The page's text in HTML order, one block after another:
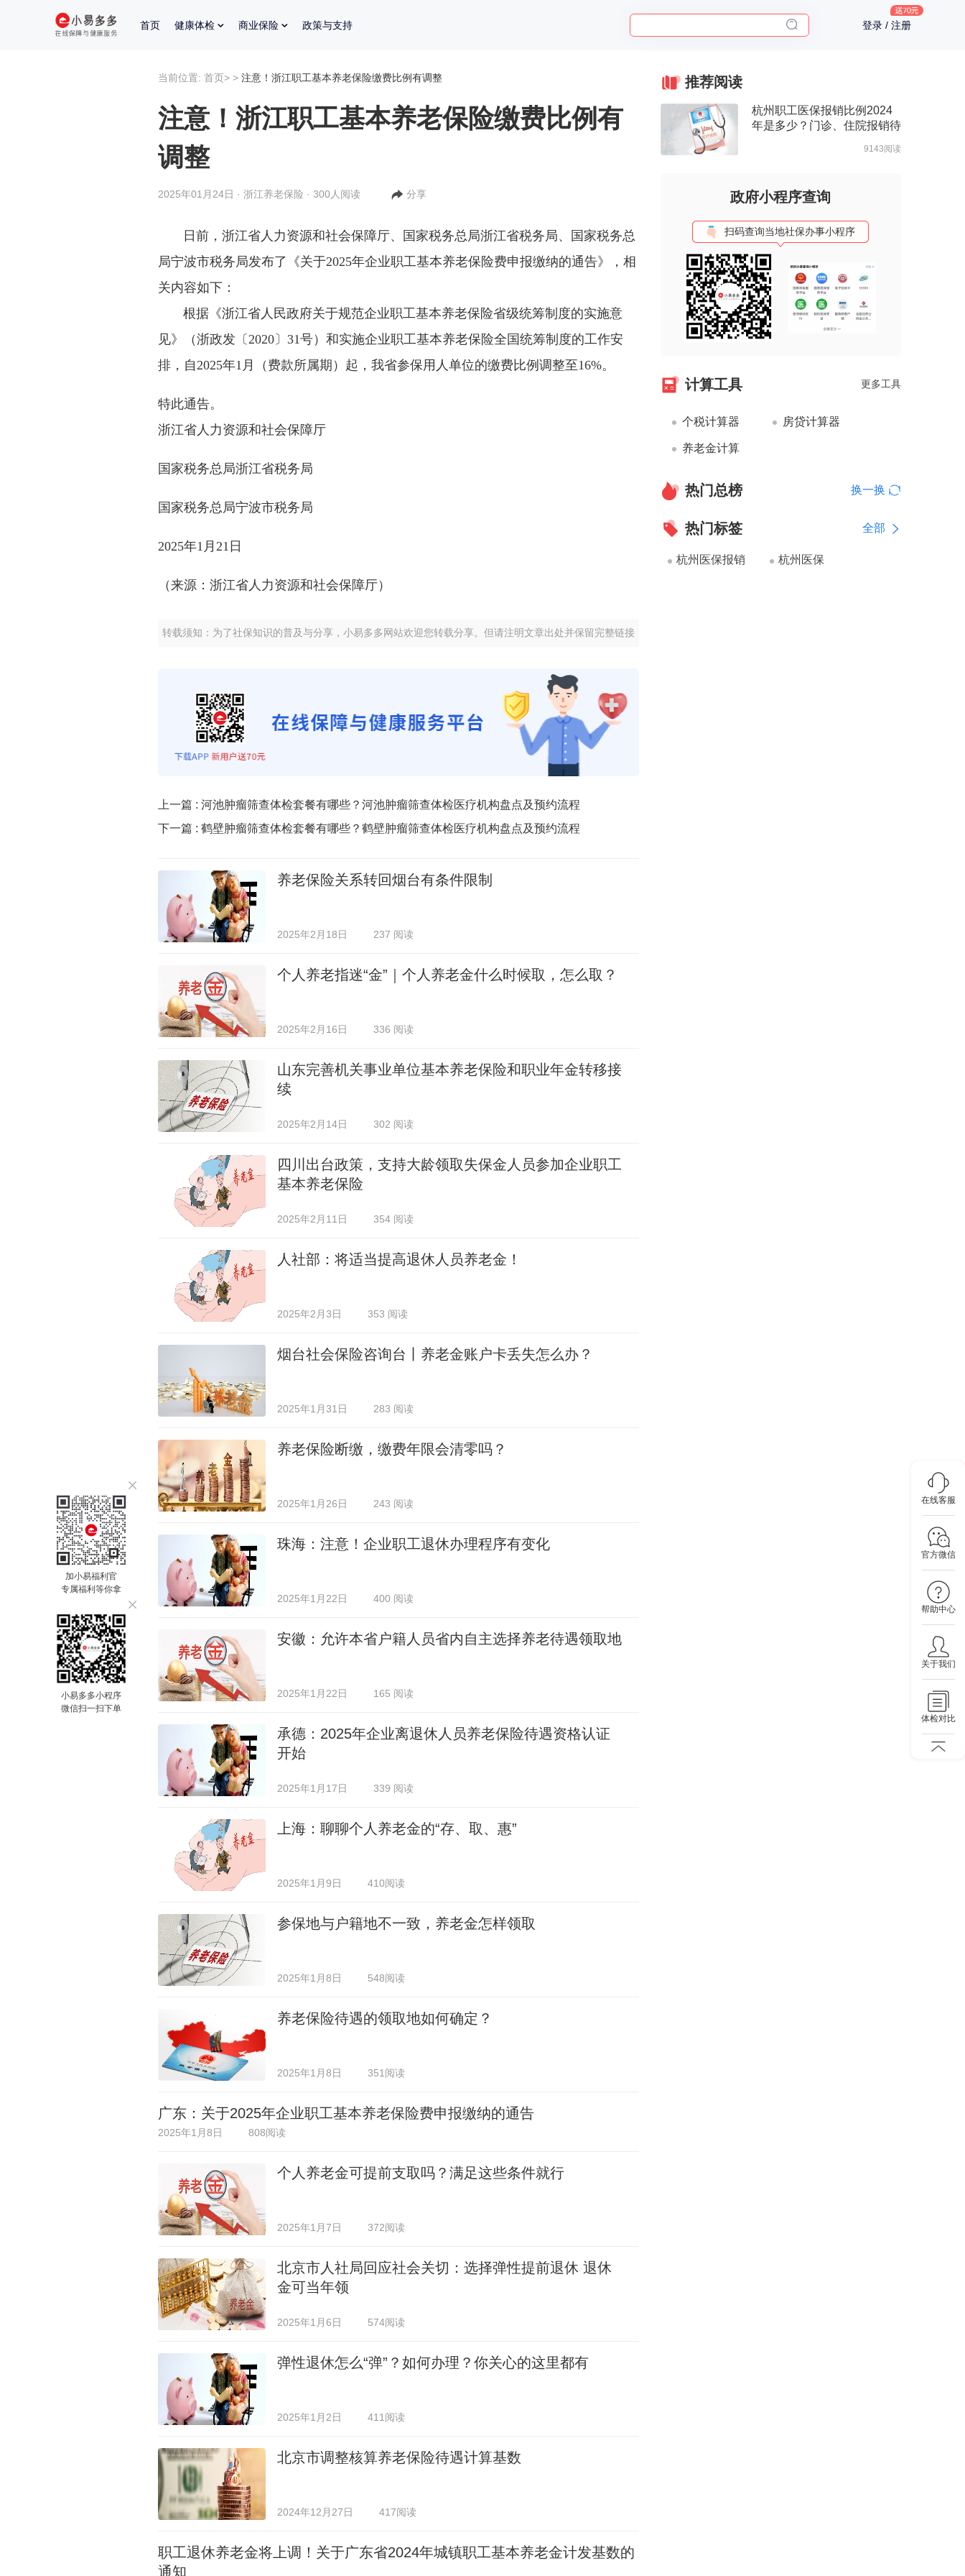
首页 健康体检 商业保险 政策与支持
2025年了，给父母预约体检
登录 / 注册
在线客服
官方微信
帮助中心
关于我们
体检对比
加小易福利官
专属福利等你拿
小易多多小程序
微信扫一扫下单
当前位置: 首页> > 注意！浙江职工基本养老保险缴费比例有调整
注意！浙江职工基本养老保险缴费比例有
调整
2025年01月24日 · 浙江养老保险 · 300人阅读 分享
日前，浙江省人力资源和社会保障厅、国家税务总局浙江省税务局、国家税务总
局宁波市税务局发布了《关于2025年企业职工基本养老保险费申报缴纳的通告》，相
关内容如下：
根据《浙江省人民政府关于规范企业职工基本养老保险省级统筹制度的实施意
见》（浙政发〔2020〕31号）和实施企业职工基本养老保险全国统筹制度的工作安
排，自2025年1月（费款所属期）起，我省参保用人单位的缴费比例调整至16%。
特此通告。
浙江省人力资源和社会保障厅
国家税务总局浙江省税务局
国家税务总局宁波市税务局
2025年1月21日
（来源：浙江省人力资源和社会保障厅）
转载须知：为了社保知识的普及与分享，小易多多网站欢迎您转载分享。但请注明文章出处并保留完整链接
上一篇 : 河池肿瘤筛查体检套餐有哪些？河池肿瘤筛查体检医疗机构盘点及预约流程
下一篇 : 鹤壁肿瘤筛查体检套餐有哪些？鹤壁肿瘤筛查体检医疗机构盘点及预约流程
养老保险关系转回烟台有条件限制
2025年2月18日 237 阅读
个人养老指迷“金”｜个人养老金什么时候取，怎么取？
2025年2月16日 336 阅读
山东完善机关事业单位基本养老保险和职业年金转移接
续
2025年2月14日 302 阅读
四川出台政策，支持大龄领取失保金人员参加企业职工
基本养老保险
2025年2月11日 354 阅读
人社部：将适当提高退休人员养老金！
2025年2月3日 353 阅读
烟台社会保险咨询台丨养老金账户卡丢失怎么办？
2025年1月31日 283 阅读
养老保险断缴，缴费年限会清零吗？
2025年1月26日 243 阅读
珠海：注意！企业职工退休办理程序有变化
2025年1月22日 400 阅读
安徽：允许本省户籍人员省内自主选择养老待遇领取地
2025年1月22日 165 阅读
承德：2025年企业离退休人员养老保险待遇资格认证
开始
2025年1月17日 339 阅读
上海：聊聊个人养老金的“存、取、惠”
2025年1月9日 410阅读
参保地与户籍地不一致，养老金怎样领取
2025年1月8日 548阅读
养老保险待遇的领取地如何确定？
2025年1月8日 351阅读
广东：关于2025年企业职工基本养老保险费申报缴纳的通告
2025年1月8日 808阅读
个人养老金可提前支取吗？满足这些条件就行
2025年1月7日 372阅读
北京市人社局回应社会关切：选择弹性提前退休 退休
金可当年领
2025年1月6日 574阅读
弹性退休怎么“弹”？如何办理？你关心的这里都有
2025年1月2日 411阅读
北京市调整核算养老保险待遇计算基数
2024年12月27日 417阅读
职工退休养老金将上调！关于广东省2024年城镇职工基本养老金计发基数的
通知
推荐阅读
杭州职工医保报销比例2024
年是多少？门诊、住院报销待
9143阅读
政府小程序查询
扫码查询当地社保办事小程序
计算工具 更多工具
个税计算器 房贷计算器
养老金计算
热门总榜 换一换
热门标签 全部
杭州医保报销 杭州医保